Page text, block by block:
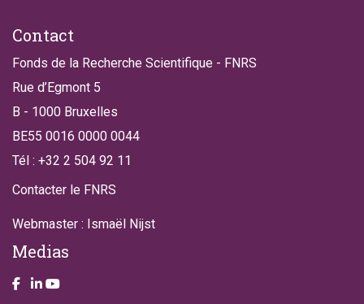
Contact
Fonds de la Recherche Scientifique - FNRS
Rue d’Egmont 5
B - 1000 Bruxelles
BE55 0016 0000 0044
Tél : +32 2 504 92 11
Contacter le FNRS
Webmaster : Ismaël Nijst
Medias
Take a look on our facebook page
Take a look on our LinkendIn page